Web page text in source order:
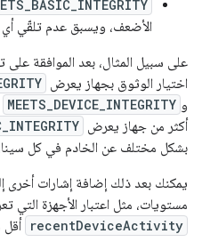
الأضعف، ويسبق عدم تلقّي
على سبيل المثال، بعد الموافقة
اختيار الوثوق بجهاز يعرض
و MEETS_DEVICE_INTEGRITY
أكثر من جهاز يعرض
بشكل مختلف عن الخادم في كل
يمكنك بعد ذلك إضافة إشارات أخرى
مستويات، مثل اعتبار الأجهزة
recentDeviceActivity